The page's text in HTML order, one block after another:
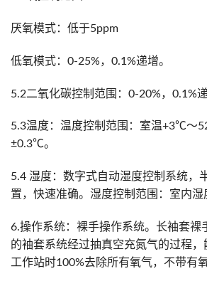
厌氧模式：低于5ppm
低氧模式：0-25%，0.1%递增。
5.2二氧化碳控制范围：0-20%，0.1%递
5.3温度：温度控制范围：室温+3℃～
±0.3℃。
5.4 湿度：数字式自动湿度控制系统，
置，快速准确。湿度控制范围：室内湿
6.操作系统：裸手操作系统。长袖套裸
的袖套系统经过抽真空充氮气的过程
工作站时100%去除所有氧气，不带有